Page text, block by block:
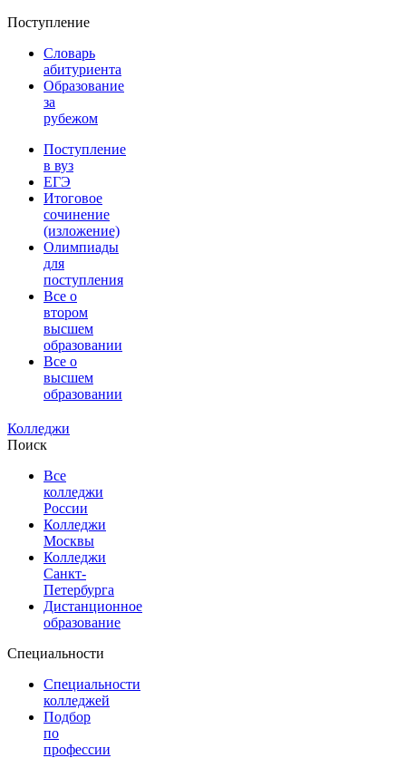
Поступление
Словарь
абитуриента
Образование
за
рубежом
Поступление
в вуз
ЕГЭ
Итоговое
сочинение
(изложение)
Олимпиады
для
поступления
Все о
втором
высшем
образовании
Все о
высшем
образовании
Колледжи
Поиск
Все
колледжи
России
Колледжи
Москвы
Колледжи
Санкт-
Петербурга
Дистанционное
образование
Специальности
Специальности
колледжей
Подбор
по
профессии